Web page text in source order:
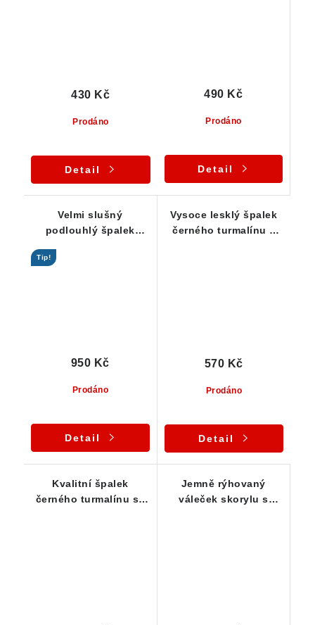
Prodáno
430 Kč
Detail
Prodáno
490 Kč
Detail
Velmi slušný
podlouhlý špalek
pěkným rýhováním
Tip!
Prodáno
950 Kč
Detail
Vysoce lesklý špalek
černého turmalínu s
Prodáno
570 Kč
Detail
Kvalitní špalek
černého turmalínu se
Jemně rýhovaný
váleček skorylu s